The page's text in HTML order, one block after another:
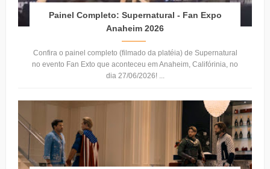
Painel Completo: Supernatural - Fan Expo
Anaheim 2026
Confira o painel completo (filmado da platéia) de Supernatural
no evento Fan Exto que aconteceu em Anaheim, Califórinia, no
dia 27/06/2026! ...